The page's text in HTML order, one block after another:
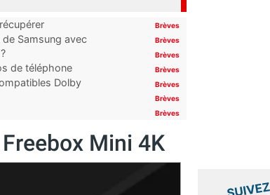
Brèves
Samsung avec
Brèves
Brèves
de téléphone
Brèves
Dolby
Brèves
Brèves
Brèves
Mini 4K